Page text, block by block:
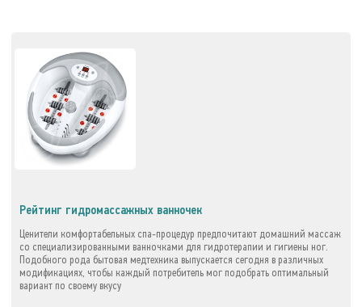
Рейтинг гидромассажных ванночек
Ценители комфортабельных спа-процедур предпочитают домашний массаж
со специализированными ванночками для гидротерапии и гигиены ног.
Подобного рода бытовая медтехника выпускается сегодня в различных
модификациях, чтобы каждый потребитель мог подобрать оптимальный
вариант по своему вкусу